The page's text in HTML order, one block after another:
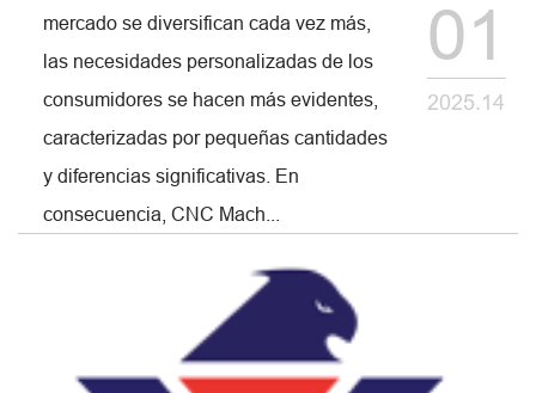
mercado se diversifican cada vez más,
las necesidades personalizadas de los
consumidores se hacen más evidentes,
caracterizadas por pequeñas cantidades
y diferencias significativas. En
consecuencia, CNC Mach...
01
2025.14